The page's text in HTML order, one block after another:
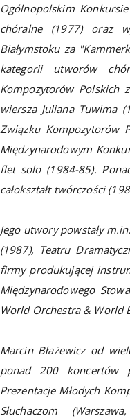
Ogólnopolskim
chóralne (1977) oraz
Białymstoku za
kategorii utworów
Kompozytorów Polskich
wiersza Juliana Tuwima
Związku Kompozytorów
Międzynarodowym
flet solo (1984-85).
całokształt twórczości
Jego utwory powstały
(1987), Teatru
firmy produkującej
Międzynarodowego
World Orchestra & World
Marcin Błażewicz od
ponad 200 koncertów
Prezentacje Młodych
Słuchaczom